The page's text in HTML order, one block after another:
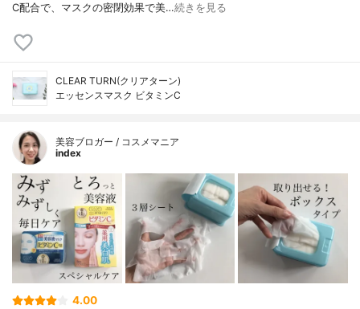
C配合で、マスクの密閉効果で美…続きを見る
CLEAR TURN(クリアターン)
エッセンスマスク ビタミンC
美容ブロガー / コスメマニア
index
4.00